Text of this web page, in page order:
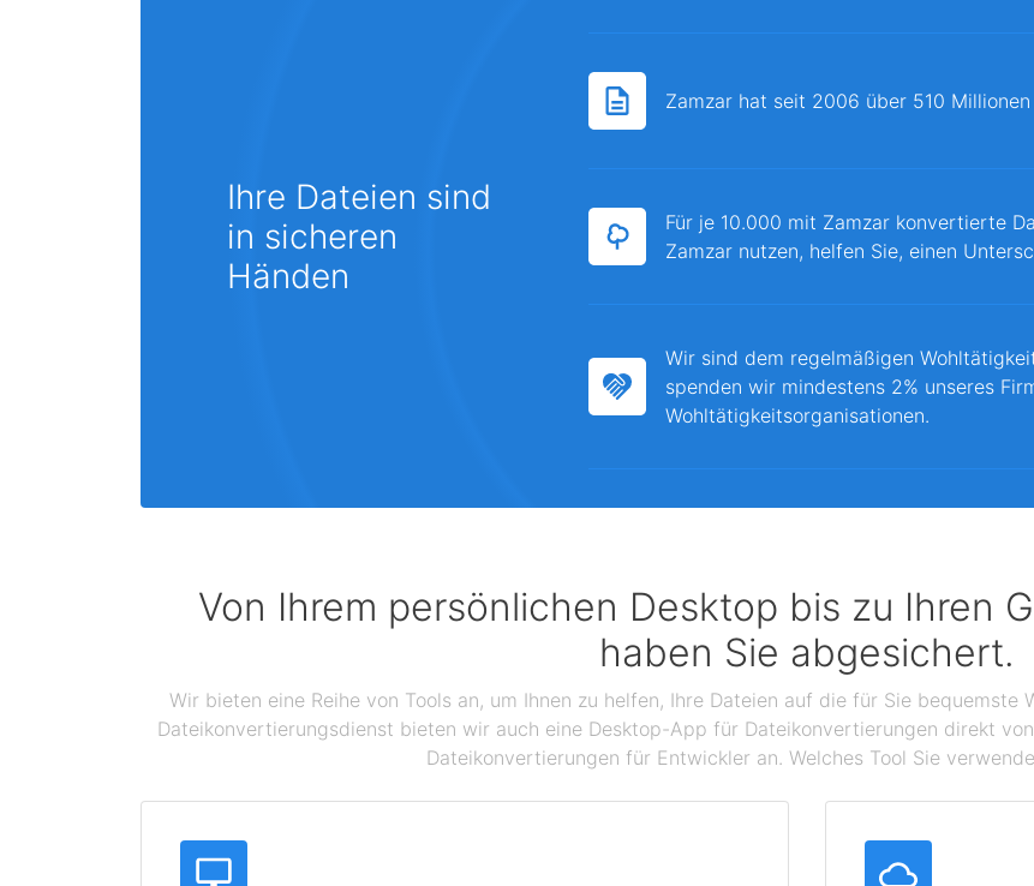
Ihre Dateien sind
in sicheren
Händen
Zamzar hat seit 2006 über 510
Für je 10.000 mit Zamzar konvertierte
Zamzar nutzen, helfen Sie, einen
Wir sind dem regelmäßigen
spenden wir mindestens 2% unseres
Wohltätigkeitsorganisationen.
Von Ihrem persönlichen Desktop bis zu Ihren
haben Sie abgesichert.
Wir bieten eine Reihe von Tools an, um Ihnen zu helfen, Ihre Dateien auf die für Sie bequemste
Dateikonvertierungsdienst bieten wir auch eine Desktop-App für Dateikonvertierungen direkt
Dateikonvertierungen für Entwickler an. Welches Tool Sie